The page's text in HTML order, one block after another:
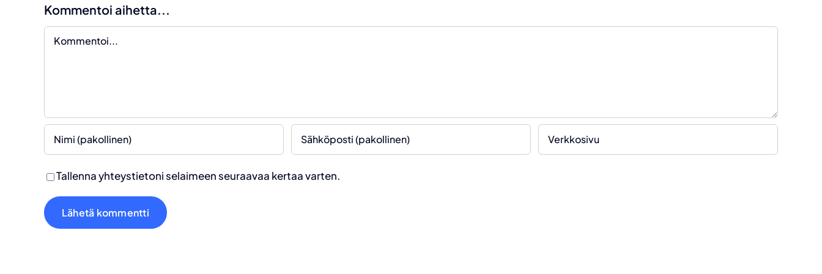
Kommentoi aihetta...
Kommentti
Tallenna yhteystietoni selaimeen seuraavaa kertaa varten.